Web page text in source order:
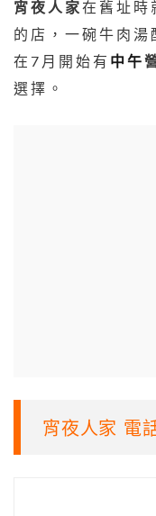
宵夜人家在舊址時
的店，一碗牛肉湯
在7月開始有 中午
選擇。
宵夜人家 電